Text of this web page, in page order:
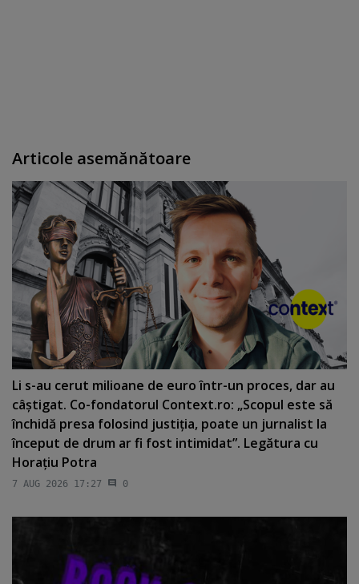
Articole asemănătoare
Li s-au cerut milioane de euro într-un proces, dar au
câştigat. Co-fondatorul Context.ro: „Scopul este să
închidă presa folosind justiţia, poate un jurnalist la
început de drum ar fi fost intimidat”. Legătura cu
Horaţiu Potra
7 AUG 2026 17:27 0